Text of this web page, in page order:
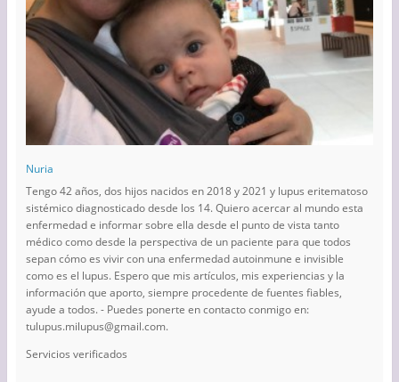
Nuria
Tengo 42 años, dos hijos nacidos en 2018 y 2021 y lupus eritematoso
sistémico diagnosticado desde los 14. Quiero acercar al mundo esta
enfermedad e informar sobre ella desde el punto de vista tanto
médico como desde la perspectiva de un paciente para que todos
sepan cómo es vivir con una enfermedad autoinmune e invisible
como es el lupus. Espero que mis artículos, mis experiencias y la
información que aporto, siempre procedente de fuentes fiables,
ayude a todos. - Puedes ponerte en contacto conmigo en:
tulupus.milupus@gmail.com.
Servicios verificados